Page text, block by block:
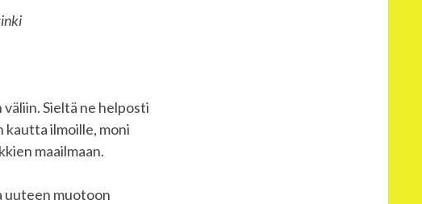
Sieltä ne helposti
kautta ilmoille, moni
maailmaan.
uuteen muotoon